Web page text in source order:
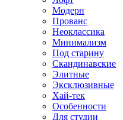
Модерн
Прованс
Неоклассика
Минимализм
Под старину
Скандинавские
Элитные
Эксклюзивные
Хай-тек
Особенности
Для студии